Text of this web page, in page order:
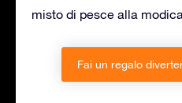
misto di pesce alla
Fai un regalo